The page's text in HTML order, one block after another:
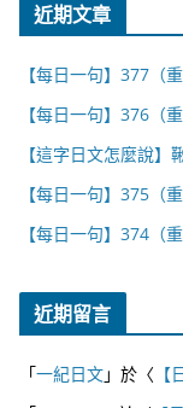
近期文章
【每日一句】377（重
【每日一句】376（重
【這字日文怎麼說】
【每日一句】375（重
【每日一句】374（重
近期留言
「一紀日文」於〈